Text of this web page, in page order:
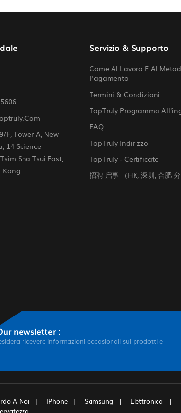
F, Tower A, New
14 Science
Sha Tsui East,
Kong
Servizio & Supporto
Come Al Lavoro E Al
Pagamento
Termini & Condizioni
TopTruly Programma
FAQ
TopTruly Indirizzo
TopTruly - Certificato
招聘 启事 （HK, 深圳, 合肥 分
newsletter :
ricevere informazioni occasionali sui prodotti e
A Noi IPhone Samsung Elettronica